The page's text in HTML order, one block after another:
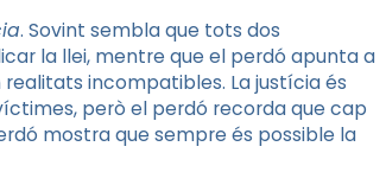
. Sovint sembla que tots dos
la llei, mentre que el perdó apunta a
incompatibles. La justícia és
però el perdó recorda que cap
mostra que sempre és possible la